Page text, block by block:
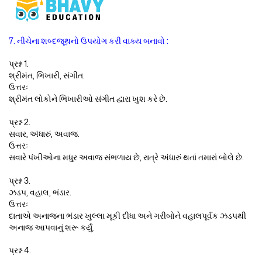
7. નીચેના શબ્દજૂથનો ઉપયોગ કરી વાક્ય બનાવો :
પ્રશ્ન 1.
શ્રીમંત, ભિખારી, સંગીત.
ઉત્તરઃ
શ્રીમંત લોકોને ભિખારીઓ સંગીત દ્વારા ખુશ કરે છે.
પ્રશ્ન 2.
સવાર, અંધારું, અવાજ.
ઉત્તરઃ
સવારે પંખીઓના મધુર અવાજ સંભળાય છે, રાત્રે અંધારું થતાં તમારાં બોલે છે.
પ્રશ્ન 3.
ઝડપ, વહાલ, ભંડાર.
ઉત્તરઃ
દાતાએ અનાજના ભંડાર ખુલ્લા મૂકી દીધા અને ગરીબોને વહાલપૂર્વક ઝડપથી
અનાજ આપવાનું શરૂ કર્યું.
પ્રશ્ન 4.